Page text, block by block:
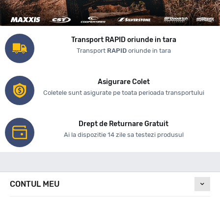
Transport RAPID oriunde in tara
Transport RAPIDoriunde in tara
Asigurare Colet
Coletele sunt asigurate pe toata perioada transportului
Drept de Returnare Gratuit
Ai la dispozitie 14 zile sa testezi produsul
CONTUL MEU